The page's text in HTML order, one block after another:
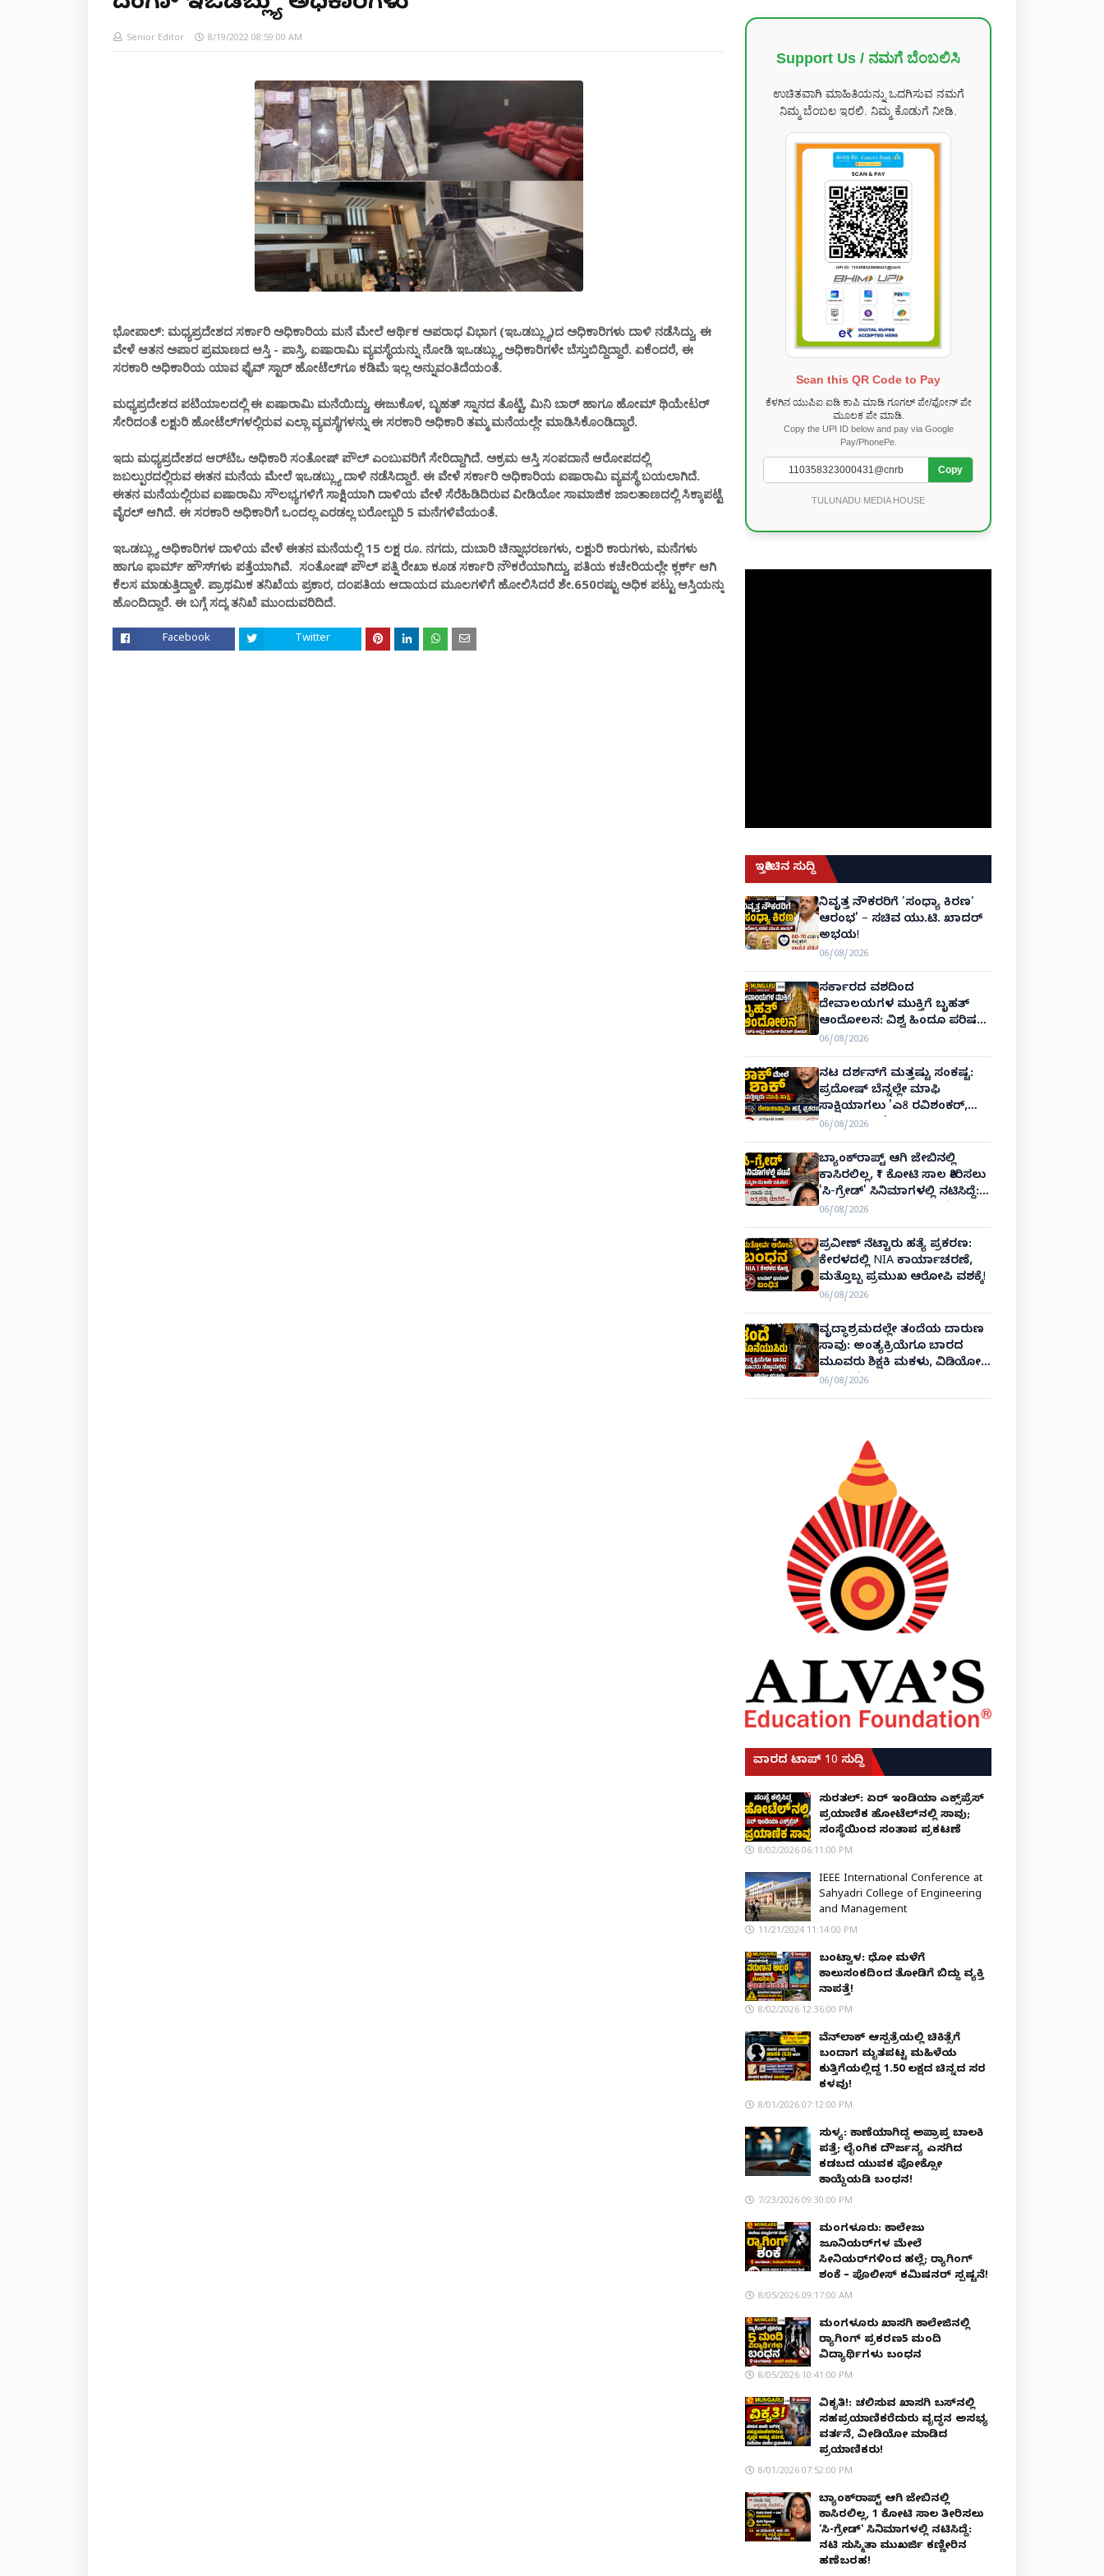
Senior Editor 8/19/2022 08:59:00 AM
ಭೋಪಾಲ್: ಮಧ್ಯಪ್ರದೇಶದ ಸರ್ಕಾರಿ ಅಧಿಕಾರಿಯ ಮನೆ ಮೇಲೆ ಆರ್ಥಿಕ ಅಪರಾಧ ವಿಭಾಗ (ಇಒಡಬ್ಲ್ಯು)ದ ಅಧಿಕಾರಿಗಳು ದಾಳಿ ನಡೆಸಿದ್ದು, ಈ
ವೇಳೆ ಆತನ ಅಪಾರ ಪ್ರಮಾಣದ ಆಸ್ತಿ - ಪಾಸ್ತಿ, ಐಷಾರಾಮಿ ವ್ಯವಸ್ಥೆಯನ್ನು ನೋಡಿ ಇಒಡಬ್ಲ್ಯು ಅಧಿಕಾರಿಗಳೇ ಬೆಸ್ತುಬಿದ್ದಿದ್ದಾರೆ. ಏಕೆಂದರೆ, ಈ
ಸರಕಾರಿ ಅಧಿಕಾರಿಯ ಯಾವ ಫೈವ್ ಸ್ಟಾರ್ ಹೋಟೆಲ್‌ಗೂ ಕಡಿಮೆ ಇಲ್ಲ ಅನ್ನುವಂತಿದೆಯಂತೆ.
ಮಧ್ಯಪ್ರದೇಶದ ಪಟಿಯಾಲದಲ್ಲಿ ಈ ಐಷಾರಾಮಿ ಮನೆಯಿದ್ದು, ಈಜುಕೊಳ, ಬೃಹತ್ ಸ್ನಾನದ ತೊಟ್ಟಿ, ಮಿನಿ ಬಾರ್ ಹಾಗೂ ಹೋಮ್ ಥಿಯೇಟರ್
ಸೇರಿದಂತೆ ಲಕ್ಷುರಿ ಹೋಟೆಲ್‌ಗಳಲ್ಲಿರುವ ಎಲ್ಲಾ ವ್ಯವಸ್ಥೆಗಳನ್ನು ಈ ಸರಕಾರಿ ಅಧಿಕಾರಿ ತಮ್ಮ ಮನೆಯಲ್ಲೇ ಮಾಡಿಸಿಕೊಂಡಿದ್ದಾರೆ.
ಇದು ಮಧ್ಯಪ್ರದೇಶದ ಆರ್‌ಟಿಒ ಅಧಿಕಾರಿ ಸಂತೋಷ್ ಪೌಲ್ ಎಂಬುವರಿಗೆ ಸೇರಿದ್ದಾಗಿದೆ. ಅಕ್ರಮ ಆಸ್ತಿ ಸಂಪದಾನೆ ಆರೋಪದಲ್ಲಿ
ಜಬಲ್ಪುರದಲ್ಲಿರುವ ಈತನ ಮನೆಯ ಮೇಲೆ ಇಒಡಬ್ಲ್ಯು ದಾಳಿ ನಡೆಸಿದ್ದಾರೆ. ಈ ವೇಳೆ ಸರ್ಕಾರಿ ಅಧಿಕಾರಿಯ ಐಷಾರಾಮಿ ವ್ಯವಸ್ಥೆ ಬಯಲಾಗಿದೆ.
ಈತನ ಮನೆಯಲ್ಲಿರುವ ಐಷಾರಾಮಿ ಸೌಲಭ್ಯಗಳಿಗೆ ಸಾಕ್ಷಿಯಾಗಿ ದಾಳಿಯ ವೇಳೆ ಸೆರೆಹಿಡಿದಿರುವ ವೀಡಿಯೋ ಸಾಮಾಜಿಕ ಜಾಲತಾಣದಲ್ಲಿ ಸಿಕ್ಕಾಪಟ್ಟೆ
ವೈರಲ್ ಆಗಿದೆ. ಈ ಸರಕಾರಿ ಅಧಿಕಾರಿಗೆ ಒಂದಲ್ಲ ಎರಡಲ್ಲ ಬರೋಬ್ಬರಿ 5 ಮನೆಗಳಿವೆಯಂತೆ.
ಇಒಡಬ್ಲ್ಯು ಅಧಿಕಾರಿಗಳ ದಾಳಿಯ ವೇಳೆ ಈತನ ಮನೆಯಲ್ಲಿ 15 ಲಕ್ಷ ರೂ. ನಗದು, ದುಬಾರಿ ಚಿನ್ನಾಭರಣಗಳು, ಲಕ್ಷುರಿ ಕಾರುಗಳು, ಮನೆಗಳು
ಹಾಗೂ ಫಾರ್ಮ್ ಹೌಸ್‌ಗಳು ಪತ್ತೆಯಾಗಿವೆ. ಸಂತೋಷ್ ಪೌಲ್ ಪತ್ನಿ ರೇಖಾ ಕೂಡ ಸರ್ಕಾರಿ ನೌಕರೆಯಾಗಿದ್ದು, ಪತಿಯ ಕಚೇರಿಯಲ್ಲೇ ಕ್ಲರ್ಕ್ ಆಗಿ
ಕೆಲಸ ಮಾಡುತ್ತಿದ್ದಾಳೆ. ಪ್ರಾಥಮಿಕ ತನಿಖೆಯ ಪ್ರಕಾರ, ದಂಪತಿಯ ಆದಾಯದ ಮೂಲಗಳಿಗೆ ಹೋಲಿಸಿದರೆ ಶೇ.650ರಷ್ಟು ಅಧಿಕ ಪಟ್ಟು ಆಸ್ತಿಯನ್ನು
ಹೊಂದಿದ್ದಾರೆ. ಈ ಬಗ್ಗೆ ಸದ್ಯ ತನಿಖೆ ಮುಂದುವರಿದಿದೆ.
Facebook Twitter
Support Us / ನಮಗೆ ಬೆಂಬಲಿಸಿ
ಉಚಿತವಾಗಿ ಮಾಹಿತಿಯನ್ನು ಒದಗಿಸುವ ನಮಗೆ
ನಿಮ್ಮ ಬೆಂಬಲ ಇರಲಿ. ನಿಮ್ಮ ಕೊಡುಗೆ ನೀಡಿ.
Scan this QR Code to Pay
ಕೆಳಗಿನ ಯುಪಿಐ ಐಡಿ ಕಾಪಿ ಮಾಡಿ ಗೂಗಲ್ ಪೇ/ಫೋನ್ ಪೇ
ಮೂಲಕ ಪೇ ಮಾಡಿ.
Copy the UPI ID below and pay via Google
Pay/PhonePe.
Copy
TULUNADU MEDIA HOUSE
ಇತ್ತೀಚಿನ ಸುದ್ದಿ
ನಿವೃತ್ತ ನೌಕರರಿಗೆ 'ಸಂಧ್ಯಾ ಕಿರಣ'
ಆರಂಭ' – ಸಚಿವ ಯು.ಟಿ. ಖಾದರ್
ಅಭಯ!
06/08/2026
ಸರ್ಕಾರದ ವಶದಿಂದ
ದೇವಾಲಯಗಳ ಮುಕ್ತಿಗೆ ಬೃಹತ್
ಆಂದೋಲನ: ವಿಶ್ವ ಹಿಂದೂ ಪರಿಷತ್
ಅಂತರರಾಷ್ಟ್ರೀಯ ಅಧ್ಯಕ್ಷ ಅಲೋಕ್
ಕುಮಾರ್ ಘೋಷಣೆ!
06/08/2026
ನಟ ದರ್ಶನ್‌ಗೆ ಮತ್ತಷ್ಟು ಸಂಕಷ್ಟ:
ಪ್ರದೋಷ್ ಬೆನ್ನಲ್ಲೇ ಮಾಫಿ
ಸಾಕ್ಷಿಯಾಗಲು 'ಎ8 ರವಿಶಂಕರ್,
ಎ10 ವಿನಯ್' ಅರ್ಜಿ!
06/08/2026
ಬ್ಯಾಂಕ್‌ರಾಪ್ಟ್‌ ಆಗಿ ಜೇಬಿನಲ್ಲಿ
ಕಾಸಿರಲಿಲ್ಲ, ₹1 ಕೋಟಿ ಸಾಲ ತೀರಿಸಲು
'ಸಿ-ಗ್ರೇಡ್' ಸಿನಿಮಾಗಳಲ್ಲಿ ನಟಿಸಿದ್ದೆ:
ನಟಿ ಸುಸ್ಮಿತಾ ಮುಖರ್ಜಿ ಕಣ್ಣೀರಿನ
ಹಣೆಬರಹ!
06/08/2026
ಪ್ರವೀಣ್ ನೆಟ್ಟಾರು ಹತ್ಯೆ ಪ್ರಕರಣ:
ಕೇರಳದಲ್ಲಿ NIA ಕಾರ್ಯಾಚರಣೆ,
ಮತ್ತೊಬ್ಬ ಪ್ರಮುಖ ಆರೋಪಿ ವಶಕ್ಕೆ!
06/08/2026
ವೃದ್ಧಾಶ್ರಮದಲ್ಲೇ ತಂದೆಯ ದಾರುಣ
ಸಾವು: ಅಂತ್ಯಕ್ರಿಯೆಗೂ ಬಾರದ
ಮೂವರು ಶಿಕ್ಷಕಿ ಮಕಳು, ವಿಡಿಯೋ
ಕಾಲಿನಲ್ಲೇ ಅಂತಿಮ ದರ್ಶನ!
06/08/2026
ವಾರದ ಟಾಪ್ 10 ಸುದ್ದಿ
ಸುರತ್ಕಲ್: ಏರ್ ಇಂಡಿಯಾ ಎಕ್ಸ್‌ಪ್ರೆಸ್
ಪ್ರಯಾಣಿಕ ಹೋಟೆಲ್‌ನಲ್ಲಿ ಸಾವು;
ಸಂಸ್ಥೆಯಿಂದ ಸಂತಾಪ ಪ್ರಕಟಣೆ
8/02/2026 06:11:00 PM
IEEE International Conference at
Sahyadri College of Engineering
and Management
11/21/2024 11:14:00 PM
ಬಂಟ್ವಾಳ: ಧೋ ಮಳೆಗೆ
ಕಾಲುಸಂಕದಿಂದ ತೋಡಿಗೆ ಬಿದ್ದು ವ್ಯಕ್ತಿ
ನಾಪತ್ತೆ!
8/02/2026 12:36:00 PM
ವೆನ್‌ಲಾಕ್ ಆಸ್ಪತ್ರೆಯಲ್ಲಿ ಚಿಕಿತ್ಸೆಗೆ
ಬಂದಾಗ ಮೃತಪಟ್ಟ ಮಹಿಳೆಯ
ಕುತ್ತಿಗೆಯಲ್ಲಿದ್ದ ₹1.50 ಲಕ್ಷದ ಚಿನ್ನದ ಸರ
ಕಳವು!
8/01/2026 07:12:00 PM
ಸುಳ್ಯ: ಕಾಣೆಯಾಗಿದ್ದ ಅಪ್ರಾಪ್ತ ಬಾಲಕಿ
ಪತ್ತೆ; ಲೈಂಗಿಕ ದೌರ್ಜನ್ಯ ಎಸಗಿದ
ಕಡಬದ ಯುವಕ ಪೋಕ್ಸೋ
ಕಾಯ್ದೆಯಡಿ ಬಂಧನ!
7/23/2026 09:30:00 PM
ಮಂಗಳೂರು: ಕಾಲೇಜು
ಜೂನಿಯರ್‌ಗಳ ಮೇಲೆ
ಸೀನಿಯರ್‌ಗಳಿಂದ ಹಲ್ಲೆ; ರ‌್ಯಾಗಿಂಗ್
ಶಂಕೆ – ಪೊಲೀಸ್ ಕಮಿಷನರ್ ಸ್ಪಷ್ಟನೆ!
8/05/2026 09:17:00 AM
ಮಂಗಳೂರು ಖಾಸಗಿ ಕಾಲೇಜಿನಲ್ಲಿ
ರ‌್ಯಾಗಿಂಗ್ ಪ್ರಕರಣ5 ಮಂದಿ
ವಿದ್ಯಾರ್ಥಿಗಳು ಬಂಧನ
8/05/2026 10:41:00 PM
ವಿಕೃತಿ!: ಚಲಿಸುವ ಖಾಸಗಿ ಬಸ್‌ನಲ್ಲಿ
ಸಹಪ್ರಯಾಣಿಕರೆದುರು ವೃದ್ಧನ ಅಸಭ್ಯ
ವರ್ತನೆ, ವೀಡಿಯೋ ಮಾಡಿದ
ಪ್ರಯಾಣಿಕರು!
8/01/2026 07:52:00 PM
ಬ್ಯಾಂಕ್‌ರಾಪ್ಟ್‌ ಆಗಿ ಜೇಬಿನಲ್ಲಿ
ಕಾಸಿರಲಿಲ್ಲ, ₹1 ಕೋಟಿ ಸಾಲ ತೀರಿಸಲು
'ಸಿ-ಗ್ರೇಡ್' ಸಿನಿಮಾಗಳಲ್ಲಿ ನಟಿಸಿದ್ದೆ:
ನಟಿ ಸುಸ್ಮಿತಾ ಮುಖರ್ಜಿ ಕಣ್ಣೀರಿನ
ಹಣೆಬರಹ!